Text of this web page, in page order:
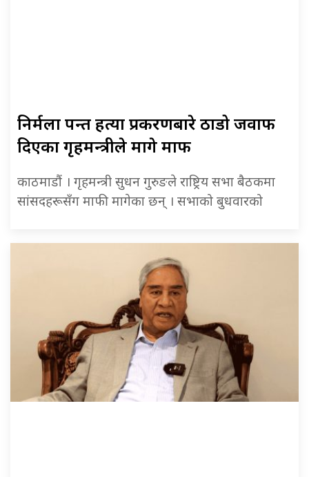
निर्मला पन्त हत्या प्रकरणबारे ठाडो जवाफ
दिएका गृहमन्त्रीले मागे माफी
काठमाडौं । गृहमन्त्री सुधन गुरुङले राष्ट्रिय सभा बैठकमा
सांसदहरूसँग माफी मागेका छन् । सभाको बुधवारको